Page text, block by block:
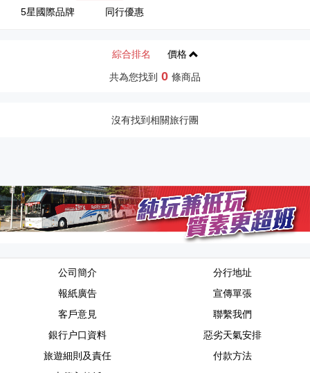
5星國際品牌
同行優惠
綜合排名 價格
共為您找到 0 條商品
沒有找到相關旅行團
公司簡介
分行地址
報紙廣告
宣傳單張
客戶意見
聯繫我們
銀行户口資料
惡劣天氣安排
旅遊細則及責任
付款方法